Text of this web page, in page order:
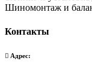
Шиномонтаж и
Контакты
Адрес: